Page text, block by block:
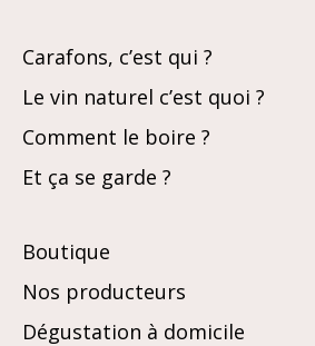
Carafons, c’est qui ?
Le vin naturel c’est quoi ?
Comment le boire ?
Et ça se garde ?
Boutique
Nos producteurs
Dégustation à domicile